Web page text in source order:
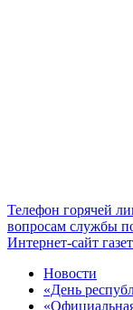
Телефон горячей
вопросам службы
Интернет-сайт
Новости
«День